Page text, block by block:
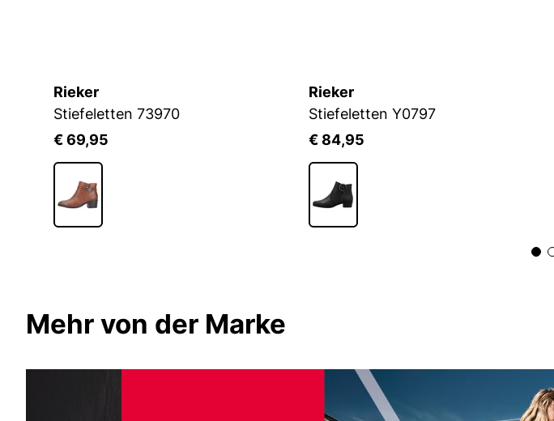
Rieker
Stiefeletten 73970
€ 69,95
Rieker
Stiefeletten Y0797
€ 84,95
Mehr von der Marke